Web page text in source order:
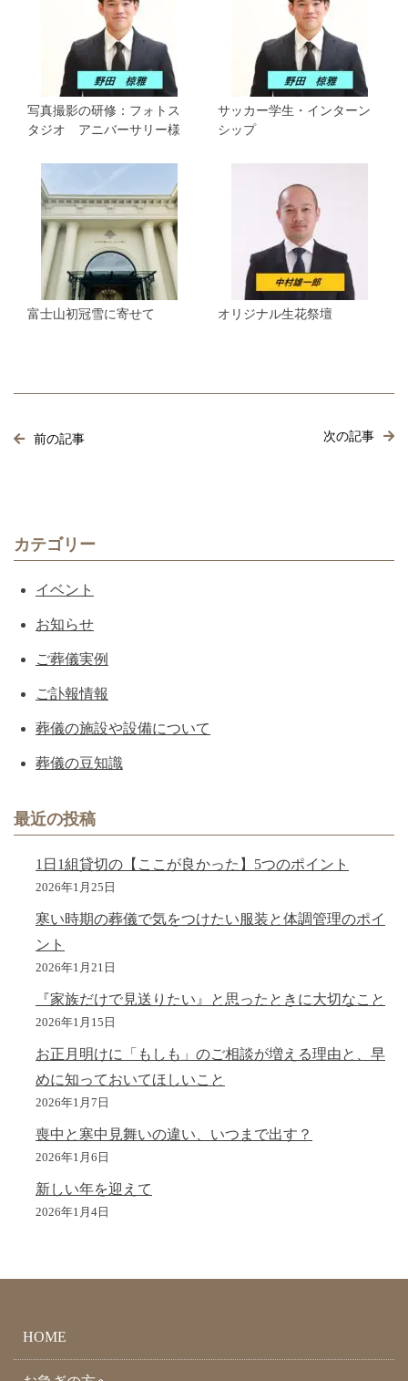
写真撮影の研修：フォトス
タジオ アニバーサリー様
サッカー学生・インターン
シップ
富士山初冠雪に寄せて オリジナル生花祭壇
前の記事 次の記事
カテゴリー
イベント
お知らせ
ご葬儀実例
ご訃報情報
葬儀の施設や設備について
葬儀の豆知識
最近の投稿
1日1組貸切の【ここが良かった】5つのポイント
2026年1月25日
寒い時期の葬儀で気をつけたい服装と体調管理のポイ
ント
2026年1月21日
『家族だけで見送りたい』と思ったときに大切なこと
2026年1月15日
お正月明けに「もしも」のご相談が増える理由と、早
めに知っておいてほしいこと
2026年1月7日
喪中と寒中見舞いの違い、いつまで出す？
2026年1月6日
新しい年を迎えて
2026年1月4日
HOME